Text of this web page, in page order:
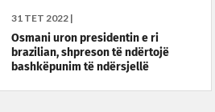
31 TET 2022 |
Osmani uron presidentin e ri
brazilian, shpreson të ndërtojë
bashkëpunim të ndërsjellë